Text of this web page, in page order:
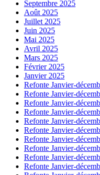
Septembre 2025
Août 2025
Juillet 2025
Juin 2025
Mai 2025
Avril 2025
Mars 2025
Février 2025
Janvier 2025
Refonte Janvier-
Refonte Janvier-
Refonte Janvier-
Refonte Janvier-
Refonte Janvier-
Refonte Janvier-
Refonte Janvier-
Refonte Janvier-
Refonte Janvier-
Refonte Janvier-